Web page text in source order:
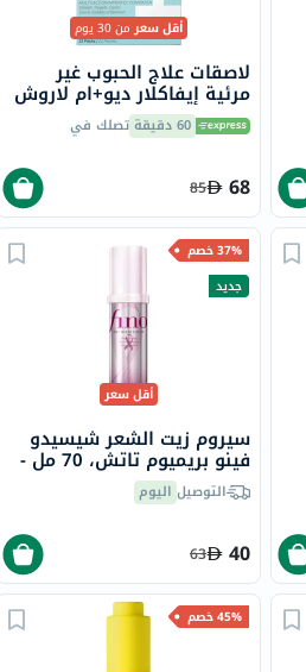
أقل سعرمن 30 يوم
لاصقات علاج الحبوب غير
مرئية إيفاكلار ديو+ام لاروش
بوزيه - 22 لصقة60 دقيقة تصلك في
68
85
37% خصم
جديد
أقل سعر
سيروم زيت الشعر شيسيدو
فينو بريميوم تاتش، 70 مل -
إصدار الشريط الوردي
التوصيل اليوم
40
63
45% خصم